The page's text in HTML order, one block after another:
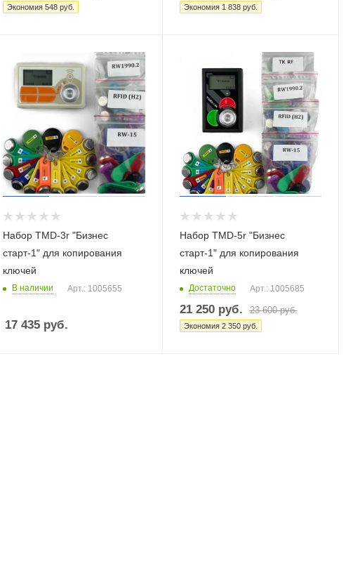
Экономия 548 руб. Экономия 1 838руб.
Набор TMD-3r "Бизнес
старт-1" для копирования
ключей
В наличии Арт.: 1005655
17 435 руб.
Набор TMD-5r "Бизнес
старт-1" для копирования
ключей
Достаточно Арт.: 1005685
21 250руб. 23 600руб.
Экономия 2 350руб.